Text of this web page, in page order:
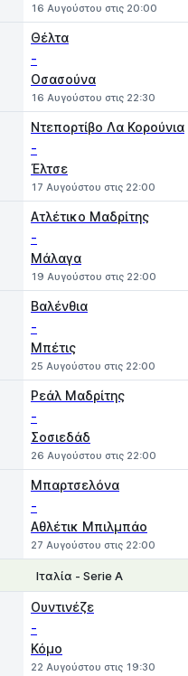
16 Αυγούστου στις 20:00
Θέλτα
-
Οσασούνα
16 Αυγούστου στις 22:30
Ντεπορτίβο Λα Κορούνια
-
Έλτσε
17 Αυγούστου στις 22:00
Ατλέτικο Μαδρίτης
-
Μάλαγα
19 Αυγούστου στις 22:00
Βαλένθια
-
Μπέτις
25 Αυγούστου στις 22:00
Ρεάλ Μαδρίτης
-
Σοσιεδάδ
26 Αυγούστου στις 22:00
Μπαρτσελόνα
-
Αθλέτικ Μπιλμπάο
27 Αυγούστου στις 22:00
Ιταλία - Serie A
Ουντινέζε
-
Κόμο
22 Αυγούστου στις 19:30